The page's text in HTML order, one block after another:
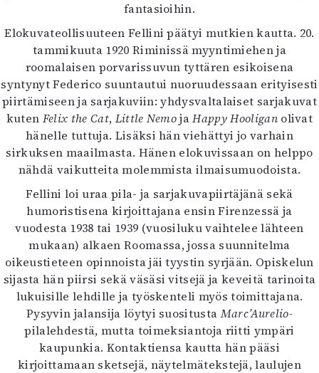
fantasioihin.
Elokuvateollisuuteen Fellini päätyi mutkien kautta. 20.
tammikuuta 1920 Riminissä myyntimiehen ja
roomalaisen porvarissuvun tyttären esikoisena
syntynyt Federico suuntautui nuoruudessaan erityisesti
piirtämiseen ja sarjakuviin: yhdysvaltalaiset sarjakuvat
kuten Felix the Cat, Little NemojaHappy Hooliganolivat
hänelle tuttuja. Lisäksi hän viehättyi jo varhain
sirkuksen maailmasta. Hänen elokuvissaan on helppo
nähdä vaikutteita molemmista ilmaisumuodoista.
Fellini loi uraa pila- ja sarjakuvapiirtäjänä sekä
humoristisena kirjoittajana ensin Firenzessä ja
vuodesta 1938 tai 1939 (vuosiluku vaihtelee lähteen
mukaan) alkaen Roomassa, jossa suunnitelma
oikeustieteen opinnoista jäi tyystin syrjään. Opiskelun
sijasta hän piirsi sekä väsäsi vitsejä ja keveitä tarinoita
lukuisille lehdille ja työskenteli myös toimittajana.
Pysyvin jalansija löytyi suositusta Marc’Aurelio-
pilalehdestä, mutta toimeksiantoja riitti ympäri
kaupunkia. Kontaktiensa kautta hän pääsi
kirjoittamaan sketsejä, näytelmätekstejä, laulujen